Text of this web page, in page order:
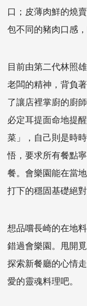
口；皮薄肉鮮的燒
包不同的豬肉口感
目前由第二代林照
老闆的精神，背負
了讓店裡掌廚的廚
必定耳提面命地提
菜」，自己則是時
悟，要求所有餐點
餐。會樂園能在當
打下的穩固基礎絕對
想品嚐長崎的在地
錯過會樂園。甩開
探索新餐廳的心情
愛的靈魂料理吧。